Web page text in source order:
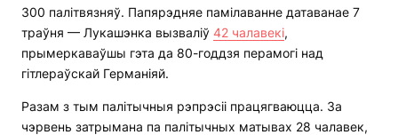
300 палітвязняў. Папярэдняе памілаванне датаванае 7
траўня — Лукашэнка вызваліў 42 чалавекі,
прымеркаваўшы гэта да 80-годдзя перамогі над
гітлераўскай Германіяй.
Разам з тым палітычныя рэпрэсіі працягваюцца. За
чэрвень затрымана па палітычных матывах 28 чалавек,